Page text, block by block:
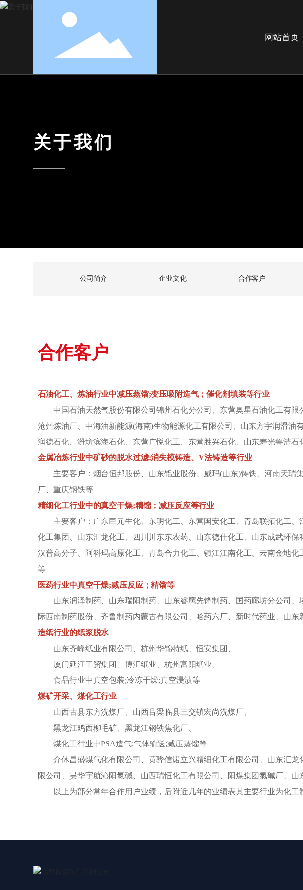
网站首页
关于我们
————
公司简介 企业文化 合作客户
合作客户
石油化工、炼油行业中减压蒸馏;变压吸附造气；催化剂填装等行业
中国石油天然气股份有限公司锦州石化分公司、东营奥星石油化工有限
沧州炼油厂、中海油新能源(海南)生物能源化工有限公司、山东方宇润滑
润德石化、潍坊滨海石化、东营广悦化工、东营胜兴石化、山东寿光鲁清石
金属冶炼行业中矿砂的脱水过滤;消失模铸造、V法铸造等行业
主要客户：烟台恒邦股份、山东铝业股份、威玛(山东)铸铁、河南天瑞
厂、重庆钢铁等
精细化工行业中的真空干燥;精馏；减压反应等行业
主要客户：广东巨元生化、东明化工、东营国安化工、青岛联拓化工、
化工集团、山东汇龙化工、四川川东东农药、山东德仕化工、山东成武环
汉普高分子、阿科玛高原化工、青岛合力化工、镇江江南化工、云南金地
等
医药行业中真空干燥;减压反应；精馏等
山东润泽制药、山东瑞阳制药、山东睿鹰先锋制药、国药廊坊分公司、
际西南制药股份、齐鲁制药内蒙古有限公司、哈药六厂、新时代药业、山
造纸行业的纸浆脱水
山东齐峰纸业有限公司、杭州华锦特纸、恒安集团、
厦门延江工贸集团、博汇纸业、杭州富阳纸业、
食品行业中真空包装;冷冻干燥;真空浸渍等
煤矿开采、煤化工行业
山西古县东方洗煤厂、山西吕梁临县三交镇宏尚洗煤厂、
黑龙江鸡西柳毛矿、黑龙江钢铁焦化厂、
煤化工行业中PSA造气;气体输送;减压蒸馏等
介休昌盛煤气化有限公司、黄骅信诺立兴精细化工有限公司、山东汇龙
限公司、昊华宇航沁阳氯碱、山西瑞恒化工有限公司、阳煤集团氯碱厂、山
以上为部分常年合作用户业绩，后附近几年的业绩表其主要行业为化工